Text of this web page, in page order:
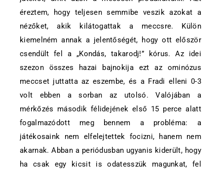
éreztem, hogy teljesen semmibe veszik azokat a
nézőket, akik kilátogattak a meccsre. Külön
kiemelném annak a jelentőségét, hogy ott először
csendült fel a „Kondás, takarodj!” kórus. Az idei
szezon összes hazai bajnokija ezt az ominózus
meccset juttatta az eszembe, és a Fradi elleni 0-3
volt ebben a sorban az utolsó. Valójában a
mérkőzés második félidejének első 15 perce alatt
fogalmazódott meg bennem a probléma: a
játékosaink nem elfelejtettek focizni, hanem nem
akarnak. Abban a periódusban ugyanis kiderült, hogy
ha csak egy kicsit is odatesszük magunkat, fel